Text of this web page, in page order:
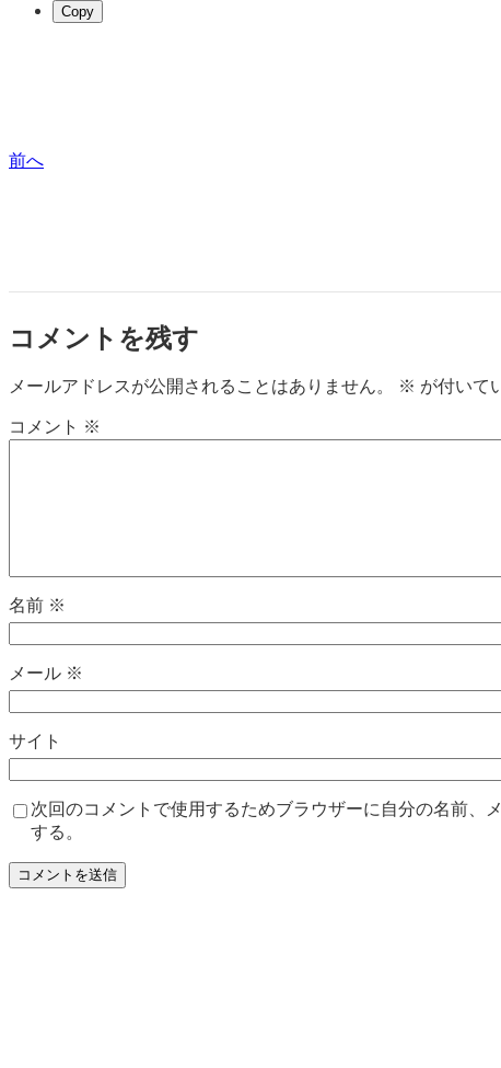
Copy
前へ
コメントを残す
メールアドレスが公開されることはありません。 ※ が付いて
コメント ※
名前 ※
メール ※
サイト
次回のコメントで使用するためブラウザーに自分の名前、
する。